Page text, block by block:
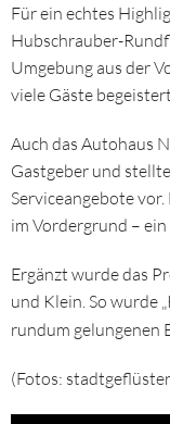
Für ein echtes
Hubschrauber-
Umgebung aus der
viele Gäste
Auch das Autohaus
Gastgeber und
Serviceangebote
im Vordergrund –
Ergänzt wurde das
und Klein. So wurde
rundum gelungenen
(Fotos: